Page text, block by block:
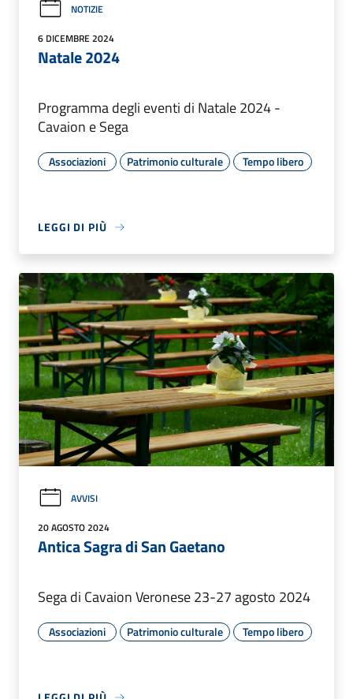
NOTIZIE
6 DICEMBRE 2024
Natale 2024
Programma degli eventi di Natale 2024 -
Cavaion e Sega
Associazioni Patrimonio culturale Tempo libero
LEGGI DI PIÙ
AVVISI
20 AGOSTO 2024
Antica Sagra di San Gaetano
Sega di Cavaion Veronese 23-27 agosto 2024
Associazioni Patrimonio culturale Tempo libero